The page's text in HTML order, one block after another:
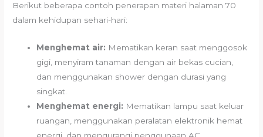
Berikut beberapa contoh penerapan materi halaman 70
dalam kehidupan sehari-hari:
Menghemat air: Mematikan keran saat menggosok
gigi, menyiram tanaman dengan air bekas cucian,
dan menggunakan shower dengan durasi yang
singkat.
Menghemat energi: Mematikan lampu saat keluar
ruangan, menggunakan peralatan elektronik hemat